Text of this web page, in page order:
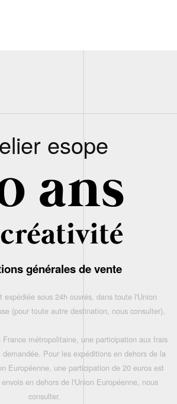
esope
générales de vente
expédiée sous 24h ouvrés, dans toute l'Union
(pour toute autre destination, nous consulter),
métropolitaine, une participation aux frais
Pour les expéditions en dehors de la
Européenne, une participation de 20 euros est
en dehors de l'Union Européenne, nous
consulter.